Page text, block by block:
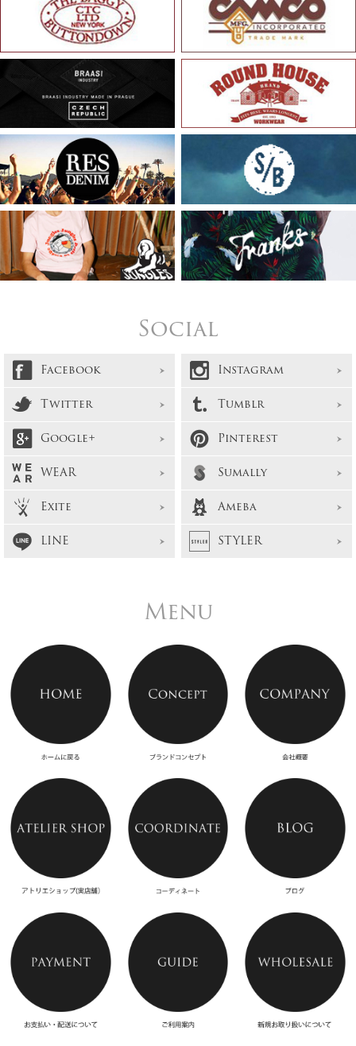
Social
Facebook
Instagram
Twitter
Tumblr
Google+
Pinterest
WEAR
Sumally
Exite
Ameba
LINE
STYLER
Menu